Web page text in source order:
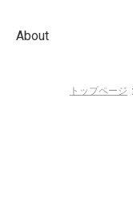
About
トップページ